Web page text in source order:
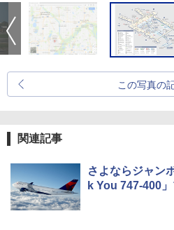
この写真の
関連記事
さよならジャン
k You 747-400